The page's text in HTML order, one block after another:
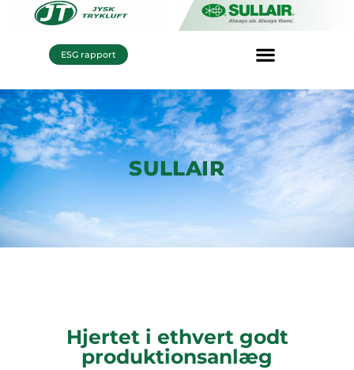
ESG rapport
SULLAIR
Hjertet i ethvert godt
produktionsanlæg